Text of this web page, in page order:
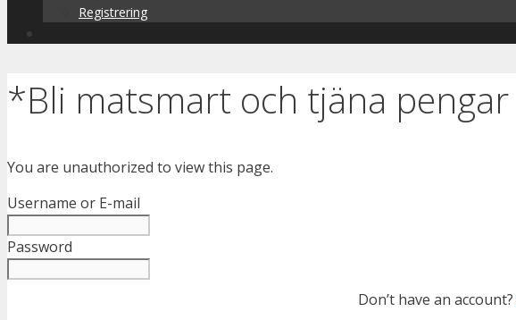
Registrering
*Bli matsmart och tjäna pengar
You are unauthorized to view this page.
Username or E-mail
Password
Don’t have an account?